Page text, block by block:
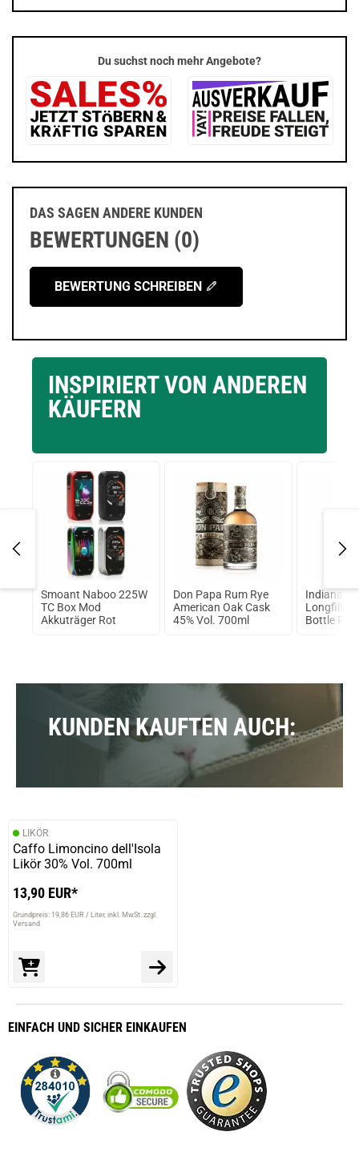
Du suchst noch mehr Angebote?
DAS SAGEN ANDERE KUNDEN
BEWERTUNGEN (0)
BEWERTUNG SCHREIBEN
INSPIRIERT VON ANDEREN
KÄUFERN
Smoant Naboo 225W
TC Box Mod
Akkuträger Rot
Don Papa Rum Rye
American Oak Cask
45% Vol. 700ml
Indiana
Longfill
Bottle
KUNDEN KAUFTEN AUCH:
LIKÖR
Caffo Limoncino dell'Isola
Likör 30% Vol. 700ml
13,90 EUR*
Grundpreis: 19,86 EUR / Liter inkl. MwSt. zzgl.
Versand
EINFACH UND SICHER EINKAUFEN